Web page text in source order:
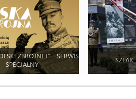
ZBROJNEJ” - SERWIS
SPECJALNY
SZLAK